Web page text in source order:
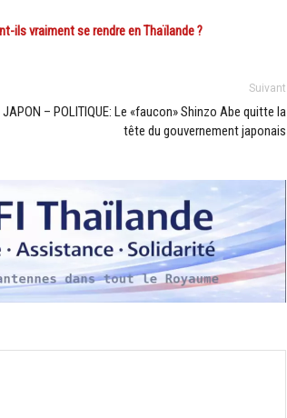
ils vraiment se rendre en Thaïlande ?
Suivant
JAPON – POLITIQUE: Le «faucon» Shinzo Abe quitte la
tête du gouvernement japonais